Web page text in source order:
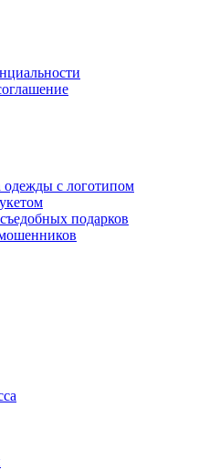
одежды с логотипом
подарков